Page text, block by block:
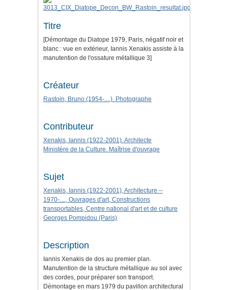
Titre
[Démontage du Diatope 1979, Paris, négatif noir et
blanc : vue en extérieur, Iannis Xenakis assiste à la
manutention de l'ossature métallique 3]
Créateur
Rastoin, Bruno (1954-....). Photographe
Contributeur
Xenakis, Iannis (1922-2001). Architecte
Ministère de la Culture. Maîtrise d'ouvrage
Sujet
Xenakis, Iannis (1922-2001), Architecture --
1970-...., Ouvrages d'art, Constructions
transportables, Centre national d'art et de culture
Georges Pompidou (Paris)
Description
Iannis Xenakis de dos au premier plan.
Manutention de la structure métallique au sol avec
des cordes, pour préparer son transport.
Démontage en mars 1979 du pavillon architectural